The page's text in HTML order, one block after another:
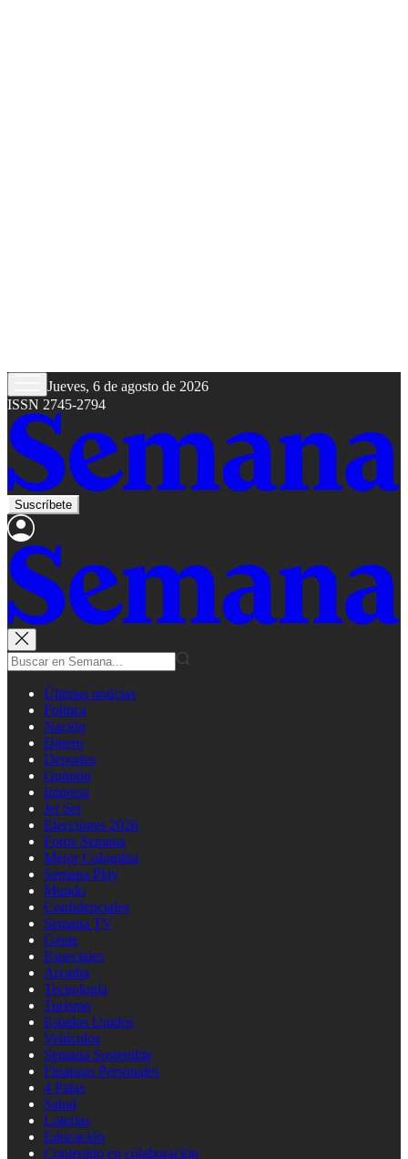
Jueves, 6 de agosto de 2026
ISSN 2745-2794
Suscríbete
Últimas noticias
Política
Nación
Dinero
Deportes
Opinión
Impresa
Jet Set
Elecciones 2026
Foros Semana
Mejor Colombia
Semana Play
Mundo
Confidenciales
Semana TV
Gente
Especiales
Arcadia
Tecnología
Turismo
Estados Unidos
Vehículos
Semana Sostenible
Finanzas Personales
4 Patas
Salud
Loterías
Educación
Contenido en colaboración